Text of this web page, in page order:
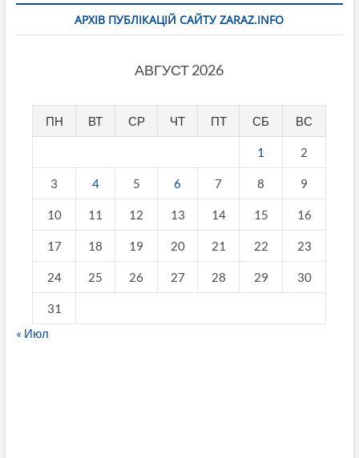
АРХІВ ПУБЛІКАЦІЙ САЙТУ ZARAZ.INFO
АВГУСТ 2026
ПН ВТ СР ЧТ ПТ СБ ВС
1 2
3 4 5 6 7 8 9
10 11 12 13 14 15 16
17 18 19 20 21 22 23
24 25 26 27 28 29 30
31
« Июл